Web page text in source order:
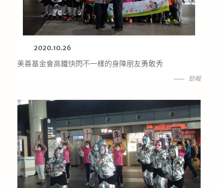
2020.10.26
美善基金會高鐵快閃不一樣的身障朋友勇敢秀
勁報